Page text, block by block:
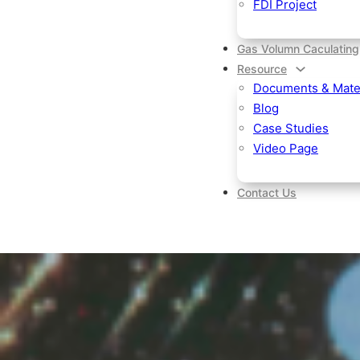
FDI Project
Gas Volumn Caculating
Resource
Documents &
Blog
Case Studies
Video Page
Contact Us